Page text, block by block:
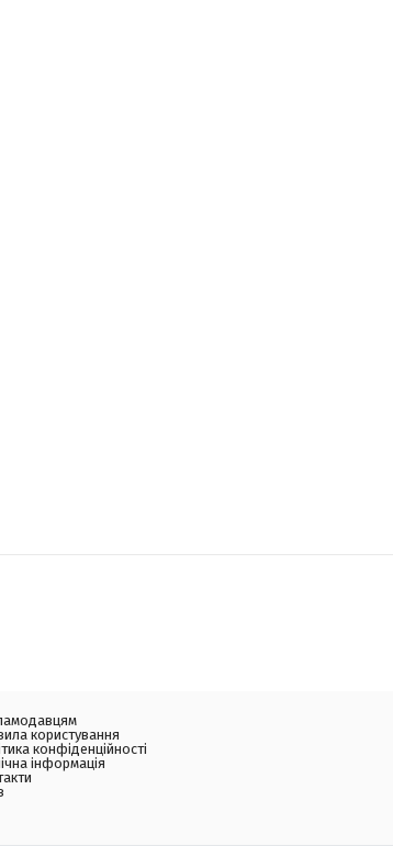
користування
конфіденційності
інформація